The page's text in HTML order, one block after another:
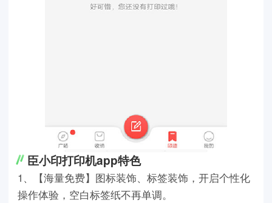
臣小印打印机app特色
1、【海量免费】图标装饰、标签装饰，开启个性化
操作体验，空白标签纸不再单调。